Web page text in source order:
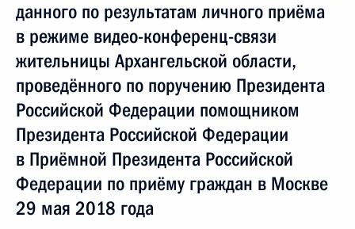
данного по результатам личного приёма
в режиме видео-конференц-связи
жительницы Архангельской области,
проведённого по поручению Президента
Российской Федерации помощником
Президента Российской Федерации
в Приёмной Президента Российской
Федерации по приёму граждан в Москве
29 мая 2018 года